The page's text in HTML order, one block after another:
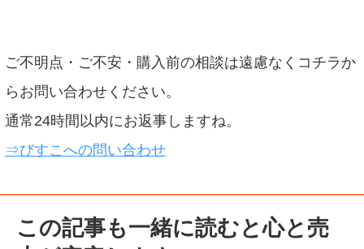
ご不明点・ご不安・購入前の相談は遠慮なくコチラか
らお問い合わせください。
通常24時間以内にお返事しますね。
⇒びすこへの問い合わせ
この記事も一緒に読むと心と売